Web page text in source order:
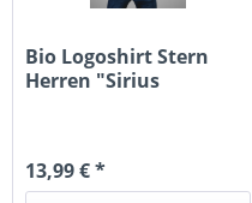
Bio Logoshirt Stern
Herren "Sirius
13,99 € *